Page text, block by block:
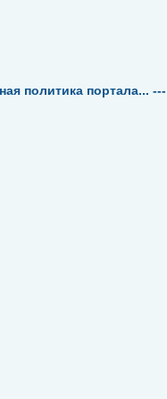
политика портала... ---